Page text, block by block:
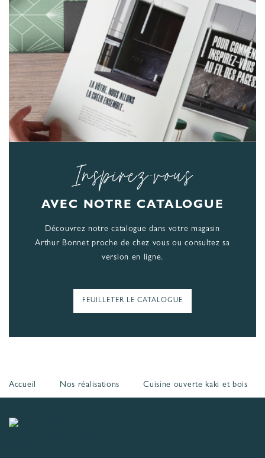
Inspirez-vous
AVEC NOTRE CATALOGUE
Découvrez notre catalogue dans votre magasin
Arthur Bonnet proche de chez vous ou consultez sa
version en ligne.
FEUILLETER LE CATALOGUE
Accueil Nos réalisations Cuisine ouverte kaki et bois